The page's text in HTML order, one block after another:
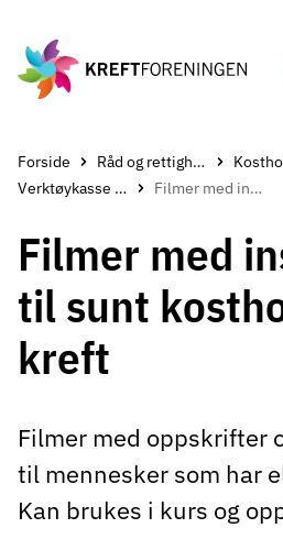
hovedinnholdet
Forside Råd og rettigheter
Verktøykasse for helsepersonell om mat og kreft
Filmer med inspirasjon til sunt kosthold ved kreft
Filmer med
til sunt
kreft
Filmer med oppskrifter
til mennesker som har
Kan brukes i kurs og